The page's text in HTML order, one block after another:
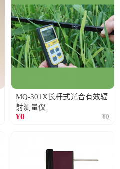
MQ-301X长杆式光合有效辐
射测量仪
¥0 ¥0